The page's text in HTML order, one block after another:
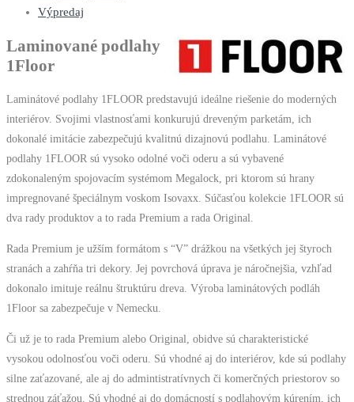
Výpredaj
Laminované podlahy
1Floor
Laminátové podlahy 1FLOOR predstavujú ideálne riešenie do moderných
interiérov. Svojimi vlastnosťami konkurujú dreveným parketám, ich
dokonalé imitácie zabezpečujú kvalitnú dizajnovú podlahu. Laminátové
podlahy 1FLOOR sú vysoko odolné voči oderu a sú vybavené
zdokonaleným spojovacím systémom Megalock, pri ktorom sú hrany
impregnované špeciálnym voskom Isovaxx. Súčasťou kolekcie 1FLOOR sú
dva rady produktov a to rada Premium a rada Original.
Rada Premium je užším formátom s “V” drážkou na všetkých jej štyroch
stranách a zahŕňa tri dekory. Jej povrchová úprava je náročnejšia, vzhľad
dokonalo imituje reálnu štruktúru dreva. Výroba laminátových podláh
1Floor sa zabezpečuje v Nemecku.
Či už je to rada Premium alebo Original, obidve sú charakteristické
vysokou odolnosťou voči oderu. Sú vhodné aj do interiérov, kde sú podlahy
silne zaťazované, ale aj do admintistratívnych či komerčných priestorov so
strednou záťažou. Sú vhodné aj do domácností s podlahovým kúrením, ich